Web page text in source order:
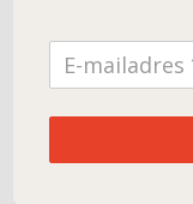
E-mail*